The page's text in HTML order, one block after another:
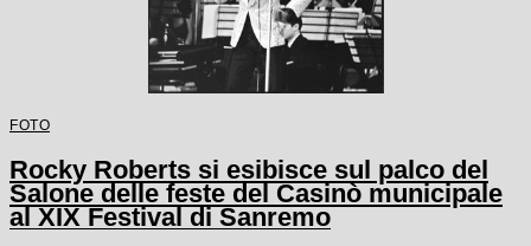
FOTO
Rocky Roberts si esibisce sul palco del
Salone delle feste del Casinò municipale
al XIX Festival di Sanremo